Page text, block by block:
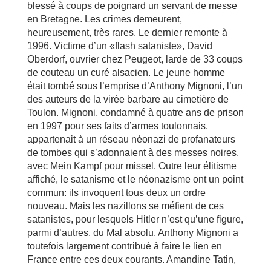
blessé à coups de poignard un servant de messe
en Bretagne. Les crimes demeurent,
heureusement, très rares. Le dernier remonte à
1996. Victime d’un «flash sataniste», David
Oberdorf, ouvrier chez Peugeot, larde de 33 coups
de couteau un curé alsacien. Le jeune homme
était tombé sous l’emprise d’Anthony Mignoni, l’un
des auteurs de la virée barbare au cimetière de
Toulon. Mignoni, condamné à quatre ans de prison
en 1997 pour ses faits d’armes toulonnais,
appartenait à un réseau néonazi de profanateurs
de tombes qui s’adonnaient à des messes noires,
avec Mein Kampf pour missel. Outre leur élitisme
affiché, le satanisme et le néonazisme ont un point
commun: ils invoquent tous deux un ordre
nouveau. Mais les nazillons se méfient de ces
satanistes, pour lesquels Hitler n’est qu’une figure,
parmi d’autres, du Mal absolu. Anthony Mignoni a
toutefois largement contribué à faire le lien en
France entre ces deux courants. Amandine Tatin,